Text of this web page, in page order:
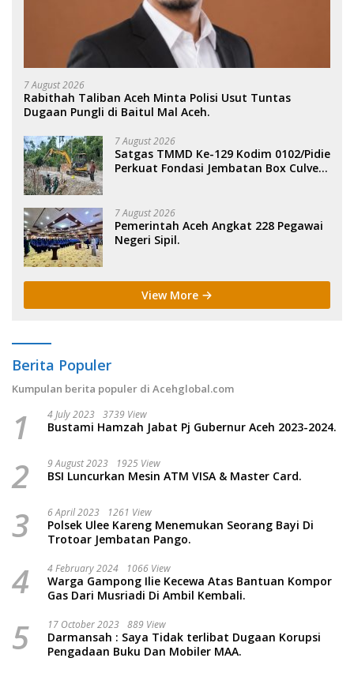
7 August 2026
Rabithah Taliban Aceh Minta Polisi Usut Tuntas
Dugaan Pungli di Baitul Mal Aceh.
7 August 2026
Satgas TMMD Ke-129 Kodim 0102/Pidie
Perkuat Fondasi Jembatan Box Culvert
7 August 2026
Pemerintah Aceh Angkat 228 Pegawai
Negeri Sipil.
View More
Berita Populer
Kumpulan berita populer di Acehglobal.com
1 4 July 2023 3739 View
Bustami Hamzah Jabat Pj Gubernur Aceh 2023-2024.
2 9 August 2023 1925 View
BSI Luncurkan Mesin ATM VISA & Master Card.
3 6 April 2023 1261 View
Polsek Ulee Kareng Menemukan Seorang Bayi Di
Trotoar Jembatan Pango.
4 4 February 2024 1066 View
Warga Gampong Ilie Kecewa Atas Bantuan Kompor
Gas Dari Musriadi Di Ambil Kembali.
5 17 October 2023 889 View
Darmansah : Saya Tidak terlibat Dugaan Korupsi
Pengadaan Buku Dan Mobiler MAA.